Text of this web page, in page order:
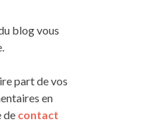
blog vous
part de vos
en
de contact